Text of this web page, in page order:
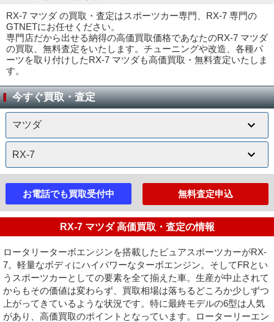
RX-7 マツダ の買取・査定はスポーツカー専門、RX-7 専門の
GTNETにお任せください。
専門店だから出せる納得の高価買取価格であなたのRX-7 マツダ
の買取、無料査定をいたします。チューニングや改造、各種パ
ーツを取り付けしたRX-7 マツダも高価買取・無料査定いたしま
す。
今すぐ買取・査定
お電話でも買取受付中 無料査定申込
RX-7 マツダ 高価買取・査定の情報
ロータリーターボエンジンを搭載したピュアスポーツカーがRX-
7。軽量なボディにハイパワーなターボエンジン。そしてFRとい
うスポーツカーとしての要素を全て揃えた車。生産が中止されて
からもその価値は変わらず、買取相場は落ちるどころか少しずつ
上がってきているような状況です。特に最終モデルの6型は人気
があり、高価買取のポイントとなっています。ローターリーエン